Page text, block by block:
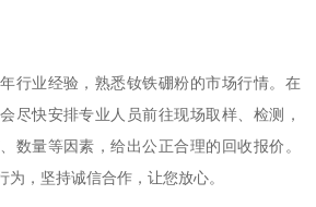
行业经验，熟悉钕铁硼粉的市场行情。在
尽快安排专业人员前往现场取样、检测，
数量等因素，给出公正合理的回收报价。
，坚持诚信合作，让您放心。